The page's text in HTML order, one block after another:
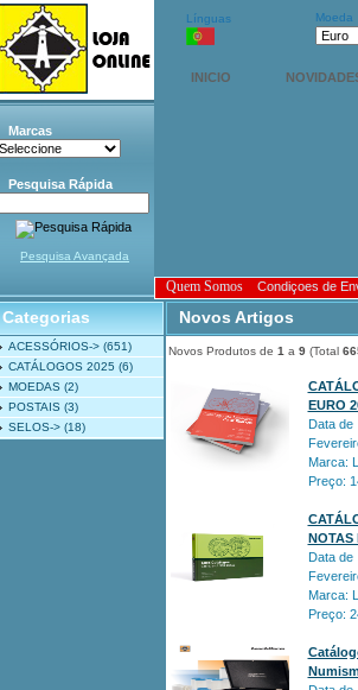
Línguas Moeda
INICIO
Marcas
Pesquisa Rápida
Pesquisa Avançada
Quem Somos Condiçoes de
Categorias
ACESSÓRIOS->(651)
CATÁLOGOS 2025 (6)
MOEDAS (2)
POSTAIS (3)
SELOS->(18)
Novos Artigos
Novos Produtos de 1 a 9(Total
EURO
Data de
Marca:
Preço:
NOTAS
Data de
Marca:
Preço: